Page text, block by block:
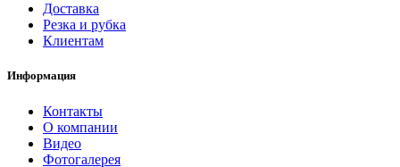
Доставка
Резка и рубка
Клиентам
Информация
Контакты
О компании
Видео
Фотогалерея